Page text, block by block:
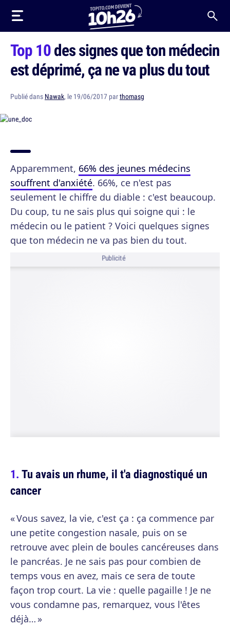
Top 10des signes que ton médecin
est déprimé, ça ne va plus du tout
Publié dans Nawak, le 19/06/2017 parthomasg
Apparemment, 66% des jeunes médecins
souffrent d'anxiété. 66%, ce n'est pas
seulement le chiffre du diable : c'est beaucoup.
Du coup, tu ne sais plus qui soigne qui : le
médecin ou le patient ? Voici quelques signes
que ton médecin ne va pas bien du tout.
Publicité
Tu avais un rhume, il t'a diagnostiqué un
cancer
« Vous savez, la vie, c'est ça : ça commence par
une petite congestion nasale, puis on se
retrouve avec plein de boules cancéreuses dans
le pancréas. Je ne sais pas pour combien de
temps vous en avez, mais ce sera de toute
façon trop court. La vie : quelle pagaille ! Je ne
vous condamne pas, remarquez, vous l'êtes
déjà… »